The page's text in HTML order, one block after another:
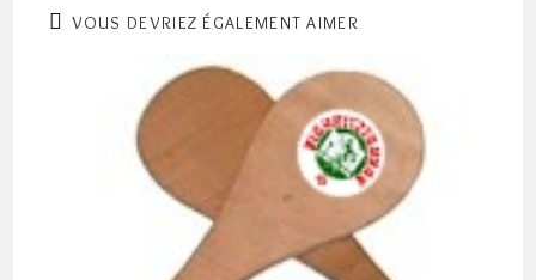
VOUS DEVRIEZ ÉGALEMENT AIMER